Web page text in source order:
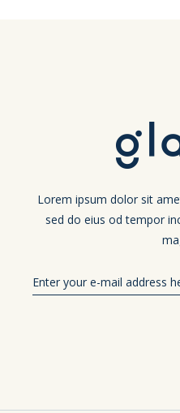
Lorem ipsum dolor sit
sed do eius od tempor